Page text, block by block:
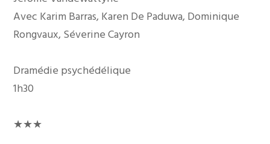
Avec Karim Barras, Karen De Paduwa, Dominique
Rongvaux, Séverine Cayron
Dramédie psychédélique
1h30
★★★